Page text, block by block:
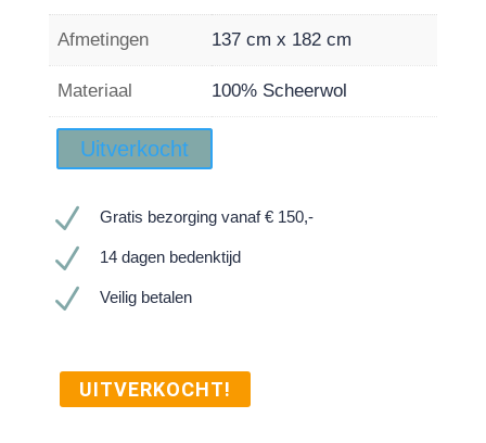
Afmetingen 137 cm x 182 cm
Materiaal 100% Scheerwol
Uitverkocht
N Gratis bezorging vanaf € 150,-
N 14 dagen bedenktijd
N Veilig betalen
UITVERKOCHT!